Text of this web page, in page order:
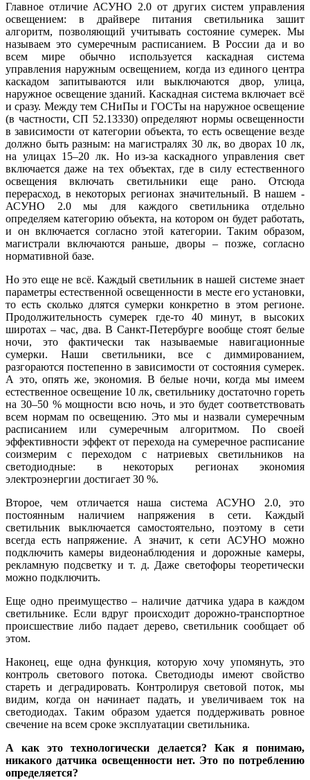
Главное отличие АСУНО 2.0 от других систем управления
освещением: в драйвере питания светильника зашит
алгоритм, позволяющий учитывать состояние сумерек. Мы
называем это сумеречным расписанием. В России да и во
всем ми­ре обычно используется каскадная система
управления наружным освещением, когда из единого центра
каскадом запитываются или выключаются двор, улица,
наружное освещение зданий. Каскадная система включает всё
и сразу. Между тем ­СНиПы и ­ГОСТы на наружное освещение
(в частности, СП 52.13330) определяют нормы освещенности
в зависимости от категории объекта, то есть освещение везде
должно быть разным: на магистралях 30 лк, во дворах 10 лк,
на улицах 15–20 лк. Но из-за каскадного управления свет
включается да­же на тех объектах, где в си­лу естественного
освещения включать светильники еще ра­но. Отсюда
перерасход, в некоторых регионах значительный. В нашем ­
АСУНО 2.0 мы для каждого светильника отдельно
определяем категорию объекта, на котором он будет работать,
и он включается согласно этой категории. Таким образом,
магистрали включаются раньше, дворы – позже, согласно
нормативной базе.
Но это еще не всё. Каждый светильник в нашей системе знает
параметры естественной освещенности в месте его установки,
то есть сколько длятся сумерки конкретно в этом регионе.
Продолжительность сумерек где-то 40 минут, в высоких
широтах – час, два. В Санкт-Петербурге вообще стоят белые
но­чи, это фактически так называемые навигационные
сумерки. На­ши светильники, все с диммированием,
разгораются постепенно в зависимости от состояния сумерек.
А это, опять же, экономия. В белые но­чи, когда мы имеем
естественное освещение 10 лк, светильнику достаточно гореть
на 30–50 % мощности всю ночь, и это будет соответствовать
всем нормам по освещению. Это мы и назвали сумеречным
расписанием или сумеречным алгоритмом. По своей
эффективности эффект от перехода на сумеречное расписание
соизмерим с переходом с натриевых светильников на
светодиодные: в некоторых регионах экономия
электроэнергии достигает 30 %.
Второе, чем отличается на­ша система ­АСУНО 2.0, это
постоянным наличием напряжения в сети. Каждый
светильник выключается самостоятельно, поэтому в се­ти
всегда есть напряжение. А значит, к се­ти АСУНО можно
подключить камеры видеонаблюдения и дорожные камеры,
рекламную подсветку и т. д. Да­же светофоры теоретически
можно подключить.
Еще одно преимущество – наличие датчика удара в каждом
светильнике. Если вдруг происходит дорожно-транспортное
происшествие ли­бо падает дерево, светильник сообщает об
этом.
Наконец, еще одна функция, которую хо­чу упомянуть, это
контроль светового потока. Светодиоды имеют свойство
стареть и деградировать. Контролируя световой поток, мы
видим, когда он начинает падать, и увеличиваем ток на
светодиодах. Таким образом удается поддерживать ровное
свечение на всем сроке эксплуатации светильника.
А как это технологически делается? Как я понимаю,
никакого датчика освещенности нет. Это по потреблению
определяется?